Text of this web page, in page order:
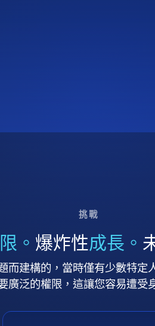
挑戰
。 爆炸性成長。
而建構的，當時僅有少數特定
廣泛的權限，這讓您容易遭受